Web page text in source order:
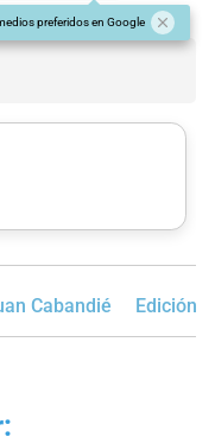
preferidos en Google
Cabandié Edición